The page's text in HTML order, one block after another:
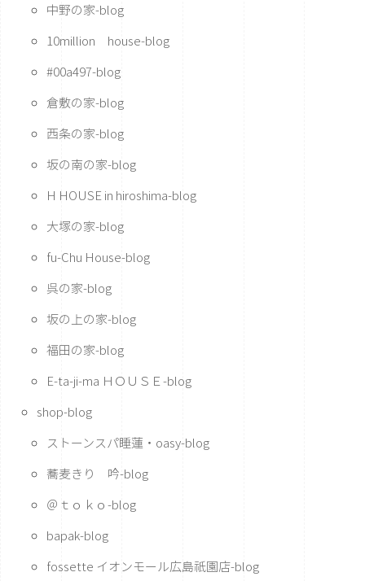
中野の家-blog
10million house-blog
#00a497-blog
倉敷の家-blog
西条の家-blog
坂の南の家-blog
H HOUSE in hiroshima-blog
大塚の家-blog
fu-Chu House-blog
呉の家-blog
坂の上の家-blog
福田の家-blog
E-ta-ji-ma ＨＯＵＳＥ-blog
shop-blog
ストーンスパ睡蓮・oasy-blog
蕎麦きり 吟-blog
＠ｔｏｋｏ-blog
bapak-blog
fossette イオンモール広島祇園店-blog